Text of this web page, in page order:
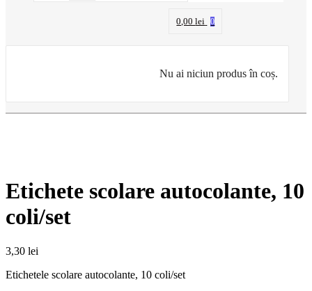
0,00lei 0
Nu ai niciun produs în coș.
Etichete scolare autocolante, 10
coli/set
3,30 lei
Etichetele scolare autocolante, 10 coli/set